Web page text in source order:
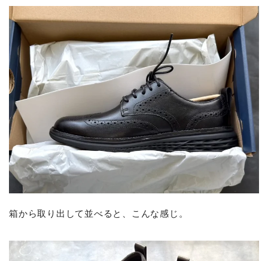
箱から取り出して並べると、こんな感じ。